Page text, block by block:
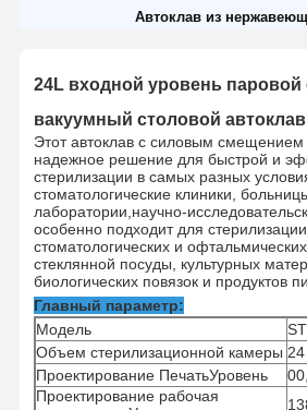
Автоклав из
24L входной уровень паровой
вакуумный столовой автоклав
Этот автоклав с силовым смещением
надежное решение для быстрой и
стерилизации в самых разных
стоматологические клиники,
лаборатории,научно-
особенно подходит для стерилизации
стоматологических и
стеклянной посуды, культурных
биологических повязок и продуктов
Главный параметр:
Модель
Объем стерилизационной камеры
Проектирование ПечатьУровень
Проектирование рабочая